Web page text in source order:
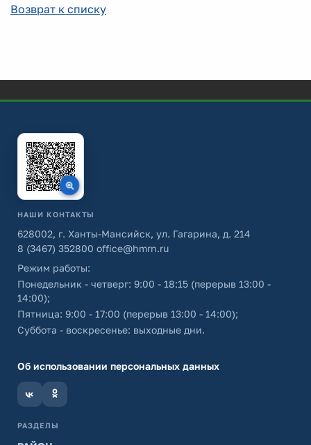
Возврат к списку
НАШИ КОНТАКТЫ
628002, г. Ханты-Мансийск, ул. Гагарина, д. 214
8 (3467) 352800 office@hmrn.ru
Режим работы:
Понедельник - четверг: 9:00 - 18:15 (перерыв 13:00 -
14:00);
Пятница: 9:00 - 17:00 (перерыв 13:00 - 14:00);
Суббота - воскресенье: выходные дни.
Об использовании персональных данных
РАЗДЕЛЫ